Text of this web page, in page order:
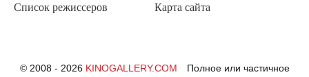
Список режиссеров Карта сайта
© 2008 - 2026 KINOGALLERY.COM
Полное или частичное